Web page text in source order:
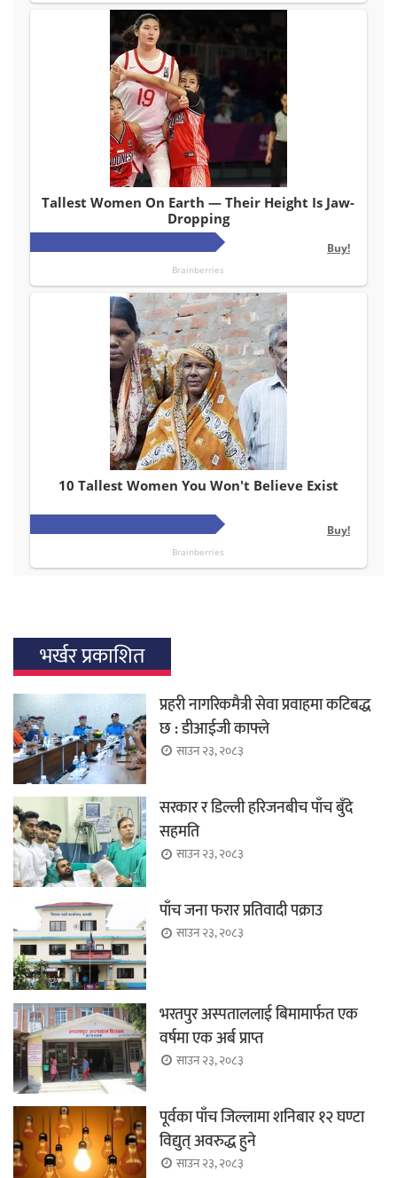
भर्खर प्रकाशित
प्रहरी नागरिकमैत्री सेवा प्रवाहमा कटिबद्ध
छ : डीआईजी काफ्ले
साउन २३, २०८३
सरकार र डिल्ली हरिजनबीच पाँच बुँदे
सहमति
साउन २३, २०८३
पाँच जना फरार प्रतिवादी पक्राउ
साउन २३, २०८३
भरतपुर अस्पताललाई बिमामार्फत एक
वर्षमा एक अर्ब प्राप्त
साउन २३, २०८३
पूर्वका पाँच जिल्लामा शनिबार १२ घण्टा
विद्युत् अवरुद्ध हुने
साउन २३, २०८३